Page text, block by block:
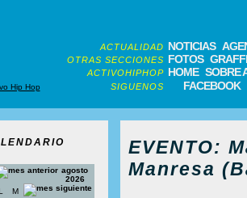
ACTUALIDAD NOTICIAS
OTRAS SECCIONES FOTOS
ACTIVOHIPHOP HOME SOBRE
SIGUENOS FACEBOOK
agosto
2026
M
EVENTO:
Manresa